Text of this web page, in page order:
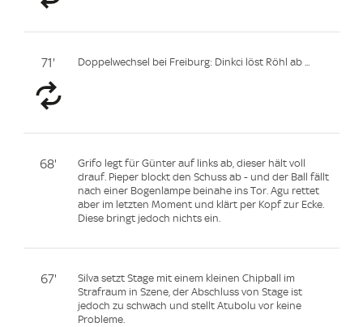
71' Doppelwechsel bei Freiburg: Dinkci löst Röhl ab ...
68'
Grifo legt für Günter auf links ab, dieser hält voll
drauf. Pieper blockt den Schuss ab - und der Ball fällt
nach einer Bogenlampe beinahe ins Tor. Agu rettet
aber im letzten Moment und klärt per Kopf zur Ecke.
Diese bringt jedoch nichts ein.
67'
Silva setzt Stage mit einem kleinen Chipball im
Strafraum in Szene, der Abschluss von Stage ist
jedoch zu schwach und stellt Atubolu vor keine
Probleme.